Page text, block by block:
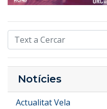
Notícies
Actualitat Vela